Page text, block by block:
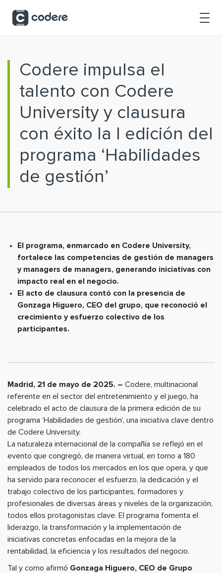
Codere impulsa el
talento con Codere
University y clausura
con éxito la I edición del
programa ‘Habilidades
de gestión’
El programa, enmarcado en Codere University,
fortalece las competencias de gestión de managers
y managers de managers, generando iniciativas con
impacto real en el negocio.
El acto de clausura contó con la presencia de
Gonzaga Higuero, CEO del grupo, que reconoció el
crecimiento y esfuerzo colectivo de los
participantes.
Madrid, 21 de mayo de 2025. – Codere, multinacional
referente en el sector del entretenimiento y el juego, ha
celebrado el acto de clausura de la primera edición de su
programa ‘Habilidades de gestión’, una iniciativa clave dentro
de Codere University.
La naturaleza internacional de la compañía se reflejó en el
evento que congregó, de manera virtual, en torno a 180
empleados de todos los mercados en los que opera, y que
ha servido para reconocer el esfuerzo, la dedicación y el
trabajo colectivo de los participantes, formadores y
profesionales de diversas áreas y niveles de la organización,
todos ellos protagonistas clave. El programa fomenta el
liderazgo, la transformación y la implementación de
iniciativas concretas enfocadas en la mejora de la
rentabilidad, la eficiencia y los resultados del negocio.
Tal y como afirmó Gonzaga Higuero, CEO de Grupo